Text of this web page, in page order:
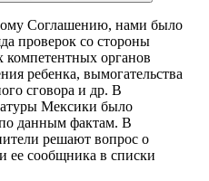
Соглашению, нами было
проверок со стороны
органов
ребенка, вымогательства
сговора и др. В
Мексики было
данным фактам. В
решают вопрос о
ее сообщника в списки